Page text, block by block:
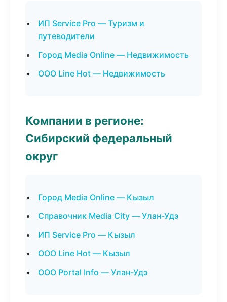
ИП Service Pro — Туризм и
путеводители
Город Media Online — Недвижимость
ООО Line Hot — Недвижимость
Компании в регионе:
Сибирский федеральный
округ
Город Media Online — Кызыл
Справочник Media City — Улан-Удэ
ИП Service Pro — Кызыл
ООО Line Hot — Кызыл
ООО Portal Info — Улан-Удэ